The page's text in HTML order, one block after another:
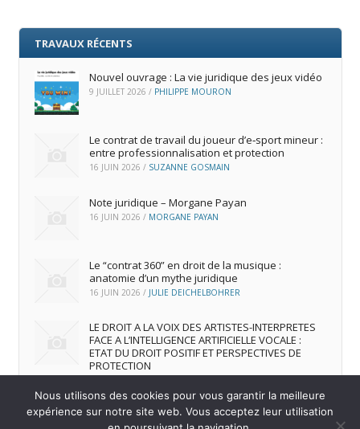
TRAVAUX RÉCENTS
Nouvel ouvrage : La vie juridique des jeux vidéo
9 JUILLET 2026 / PHILIPPE MOURON
Le contrat de travail du joueur d’e‑sport mineur :
entre professionnalisation et protection
16 JUIN 2026 / SUZANNE GOSMAIN
Note juridique – Morgane Payan
16 JUIN 2026 / MORGANE PAYAN
Le “contrat 360” en droit de la musique :
anatomie d’un mythe juridique
16 JUIN 2026 / JULIE DEICHELBOHRER
LE DROIT A LA VOIX DES ARTISTES-INTERPRETES
FACE A L’INTELLIGENCE ARTIFICIELLE VOCALE :
ETAT DU DROIT POSITIF ET PERSPECTIVES DE
PROTECTION
Nous utilisons des cookies pour vous garantir la meilleure
expérience sur notre site web. Vous acceptez leur utilisation